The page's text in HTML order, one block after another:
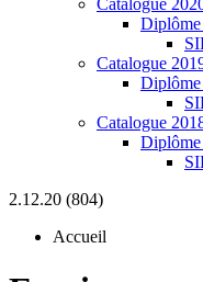
Catalogue
Diplôme
Catalogue
Diplôme
Catalogue
Diplôme
2.12.20 (804)
Accueil